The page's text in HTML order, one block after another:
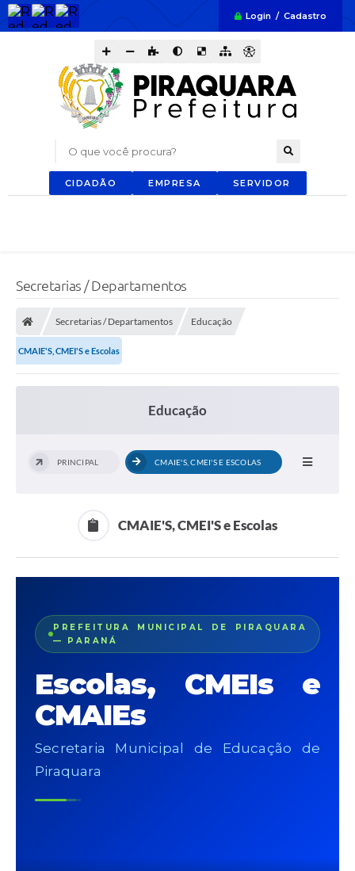
Login / Cadastro
O que você procura?
CIDADÃO EMPRESA SERVIDOR
Secretarias / Departamentos
Secretarias / Departamentos Educação
CMAIE'S, CMEI'S e Escolas
Educação
PRINCIPAL CMAIE'S, CMEI'S E ESCOLAS
CMAIE'S, CMEI'S e Escolas
PREFEITURA MUNICIPAL DE PIRAQUARA
— PARANÁ
Escolas, CMEIs e
CMAIEs
Secretaria Municipal de Educação de
Piraquara